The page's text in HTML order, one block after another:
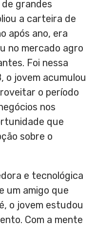
grandes
a carteira de
após ano, era
no mercado agro
Foi nessa
o jovem acumulou
o período
nos
que
sobre o
e tecnológica
um amigo que
o jovem estudou
Com a mente